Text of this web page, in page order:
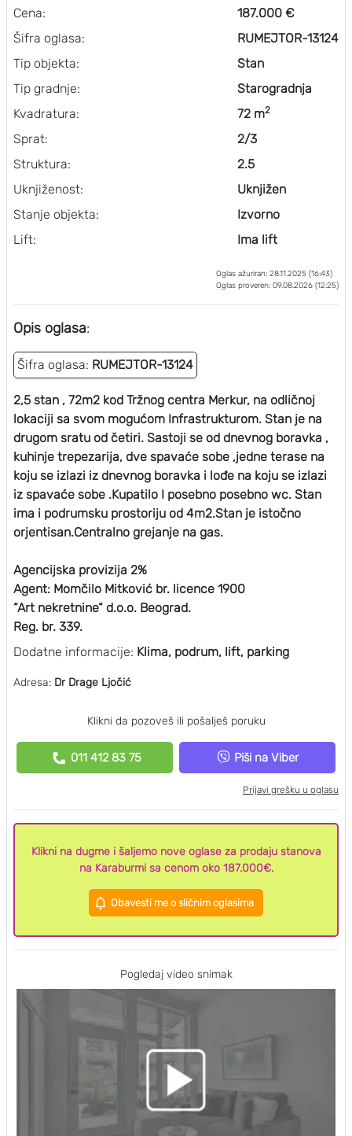
Cena:
Šifra oglasa:
Tip objekta:
Tip gradnje:
Kvadratura:
Sprat:
Struktura:
Uknjiženost:
Stanje objekta:
Lift:
187.000 €
RUMEJTOR-13124
Stan
Starogradnja
72 m2
2/3
2.5
Uknjižen
Izvorno
Ima lift
Oglas ažuriran: 28.11.2025 (16:43)
Oglas proveren: 09.08.2026 (12:25)
Opis oglasa:
Šifra oglasa: RUMEJTOR-13124
2,5 stan , 72m2 kod Tržnog centra Merkur, na odličnoj
lokaciji sa svom mogućom Infrastrukturom. Stan je na
drugom sratu od četiri. Sastoji se od dnevnog boravka ,
kuhinje trepezarija, dve spavaće sobe ,jedne terase na
koju se izlazi iz dnevnog boravka i lođe na koju se izlazi
iz spavaće sobe .Kupatilo I posebno posebno wc. Stan
ima i podrumsku prostoriju od 4m2.Stan je istočno
orjentisan.Centralno grejanje na gas.
Agencijska provizija 2%
Agent: Momčilo Mitković br. licence 1900
“Art nekretnine“ d.o.o. Beograd.
Reg. br. 339.
Dodatne informacije: Klima, podrum, lift, parking
Adresa: Dr Drage Ljočić
Klikni da pozoveš ili pošalješ poruku
011 412 83 75 Piši na Viber
Prijavi grešku u oglasu
Klikni na dugme i šaljemo nove oglase za prodaju stanova
na Karaburmi sa cenom oko 187.000€.
Obavesti me o sličnim oglasima
Pogledaj video snimak